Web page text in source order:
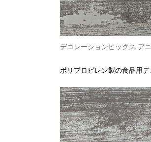
デコレーションピックス ア
ポリプロピレン製の食品用